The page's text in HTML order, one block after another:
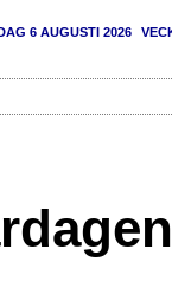
6 AUGUSTI 2026